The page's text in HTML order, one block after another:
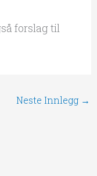
forslag til
Neste Innlegg →